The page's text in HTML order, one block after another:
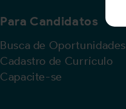
Para Candidatos
Busca de Oportunidades
Cadastro de Currículo
Capacite-se